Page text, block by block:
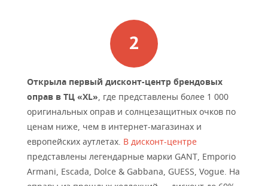
Открыла первый дисконт-центр брендовых
оправ в ТЦ «XL», где представлены более 1 000
оригинальных оправ и солнцезащитных очков по
ценам ниже, чем в интернет-магазинах и
европейских аутлетах. В дисконт-центре
представлены легендарные марки GANT, Emporio
Armani, Escada, Dolce & Gabbana, GUESS, Vogue. На